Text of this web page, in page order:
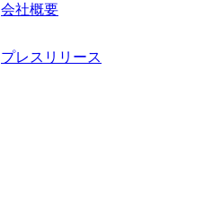
会社概要
プレスリリース